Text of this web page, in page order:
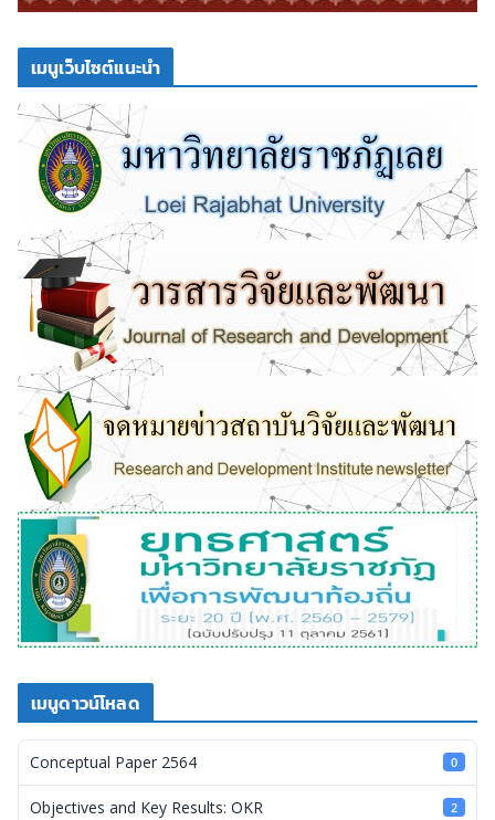
เมนูเว็บไซต์แนะนำ
เมนูดาวน์โหลด
Conceptual Paper 2564 0
Objectives and Key Results: OKR 2